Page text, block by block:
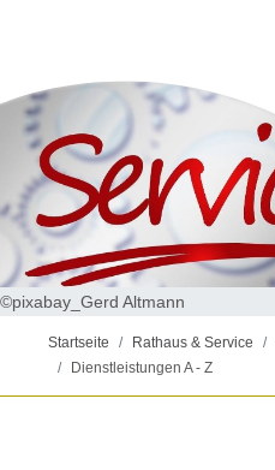
©pixabay_Gerd Altmann
Startseite Rathaus & Service
Dienstleistungen A - Z